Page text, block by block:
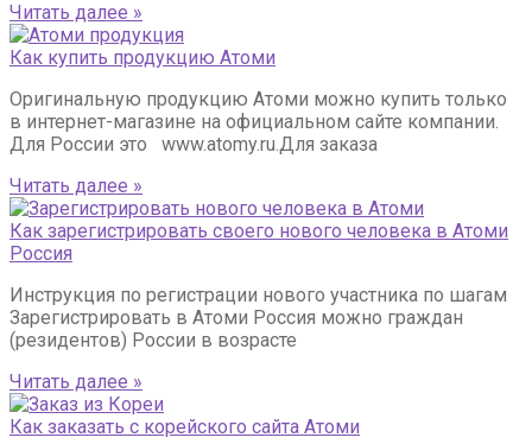
Читать далее »
Как купить продукцию Атоми
Оригинальную продукцию Атоми можно купить только
в интернет-магазине на официальном сайте компании.
Для России это www.atomy.ru.Для заказа
Читать далее »
Как зарегистрировать своего нового человека в Атоми
Россия
Инструкция по регистрации нового участника по шагам
Зарегистрировать в Атоми Россия можно граждан
(резидентов) России в возрасте
Читать далее »
Как заказать с корейского сайта Атоми